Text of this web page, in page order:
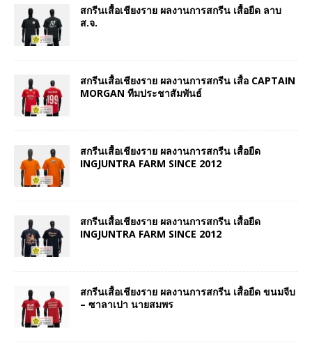
สกรีนเสื้อเชียงราย ผลงานการสกรีน เสื้อยืด ลาบ
ส.จ.
สกรีนเสื้อเชียงราย ผลงานการสกรีน เสื้อ CAPTAIN
MORGAN ทีมประชาสัมพันธ์
สกรีนเสื้อเชียงราย ผลงานการสกรีน เสื้อยืด
INGJUNTRA FARM SINCE 2012
สกรีนเสื้อเชียงราย ผลงานการสกรีน เสื้อยืด
INGJUNTRA FARM SINCE 2012
สกรีนเสื้อเชียงราย ผลงานการสกรีน เสื้อยืด ขนมจีบ
– ซาลาเปา นายสมพร